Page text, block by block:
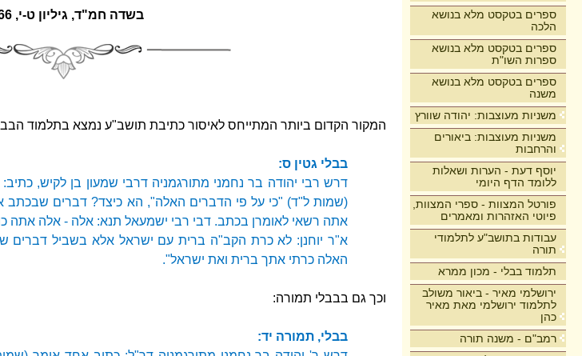
ספרים בטקסט מלא בנושא
הלכה
ספרים בטקסט מלא בנושא
ספרות השו"ת
ספרים בטקסט מלא בנושא
משנה
משניות מעוצבות: יהודה שוורץ
משניות מעוצבות: ביאורים
והרחבות
יוסף דעת - הערות ושאלות
ללומד הדף היומי
פורטל המצוות - ספרי המצוות,
פיוטי האזהרות ומאמרים
עבודות בתושב"ע לתלמודי
תורה
תלמוד בבלי - מכון ממרא
ירושלמי מאיר - ביאור משולב
לתלמוד ירושלמי מאת מאיר
כהן
רמב"ם - משנה תורה
בשדה חמ"ד, גיליון ט-י, 1966
המקור הקדום ביותר המתייחס לאיסור כתיבת תושב"ע נמצא בתלמוד
בבלי גטין ס:
דרש רבי יהודה בר נחמני מתורגמניה דרבי שמעון בן לקיש,
(שמות ל"ד) "כי על פי הדברים האלה", הא כיצד? דברים שבכתב
אתה רשאי לאומרן בכתב. דבי רבי ישמעאל תנא: אלה - אלה אתה
א"ר יוחנן: לא כרת הקב"ה ברית עם ישראל אלא בשביל דברים
האלה כרתי אתך ברית ואת ישראל".
וכך גם בבבלי תמורה:
בבלי, תמורה יד: